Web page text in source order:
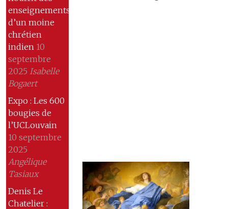
enseignements
d’un moine
chrétien
indien 10
septembre
2025 Isabelle
Bogaert
Expo : Les 600
bougies de
l’UCLouvain
10 septembre
2025
Angélique
Tasiaux
Denis Le
Chatelier :